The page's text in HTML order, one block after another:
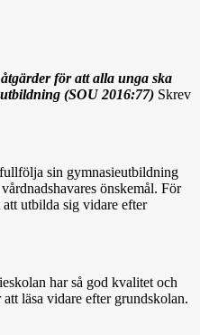
för att alla unga ska
(SOU 2016:77) Skrev
sin gymnasieutbildning
önskemål. För
utbilda sig vidare efter
har så god kvalitet och
läsa vidare efter grundskolan.